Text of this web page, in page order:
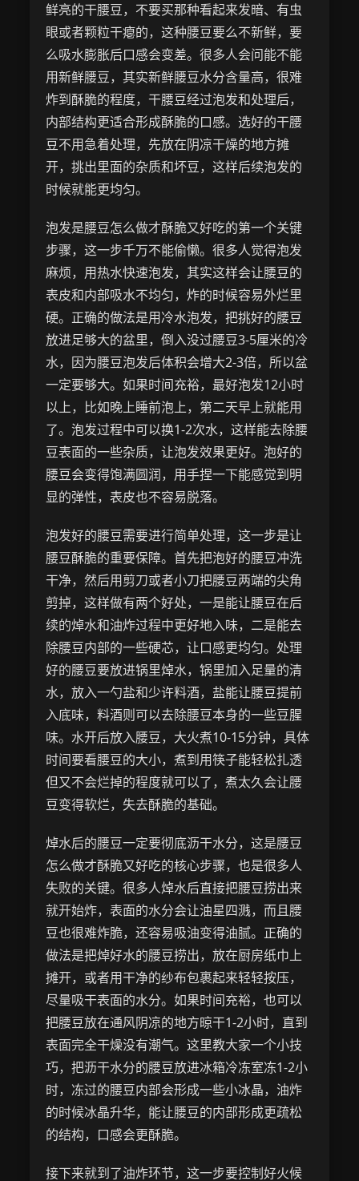
鲜亮的干腰豆，不要买那种看起来发暗、有虫
眼或者颗粒干瘪的，这种腰豆要么不新鲜，要
么吸水膨胀后口感会变差。很多人会问能不能
用新鲜腰豆，其实新鲜腰豆水分含量高，很难
炸到酥脆的程度，干腰豆经过泡发和处理后，
内部结构更适合形成酥脆的口感。选好的干腰
豆不用急着处理，先放在阴凉干燥的地方摊
开，挑出里面的杂质和坏豆，这样后续泡发的
时候就能更均匀。
泡发是腰豆怎么做才酥脆又好吃的第一个关键
步骤，这一步千万不能偷懒。很多人觉得泡发
麻烦，用热水快速泡发，其实这样会让腰豆的
表皮和内部吸水不均匀，炸的时候容易外烂里
硬。正确的做法是用冷水泡发，把挑好的腰豆
放进足够大的盆里，倒入没过腰豆3-5厘米的冷
水，因为腰豆泡发后体积会增大2-3倍，所以盆
一定要够大。如果时间充裕，最好泡发12小时
以上，比如晚上睡前泡上，第二天早上就能用
了。泡发过程中可以换1-2次水，这样能去除腰
豆表面的一些杂质，让泡发效果更好。泡好的
腰豆会变得饱满圆润，用手捏一下能感觉到明
显的弹性，表皮也不容易脱落。
泡发好的腰豆需要进行简单处理，这一步是让
腰豆酥脆的重要保障。首先把泡好的腰豆冲洗
干净，然后用剪刀或者小刀把腰豆两端的尖角
剪掉，这样做有两个好处，一是能让腰豆在后
续的焯水和油炸过程中更好地入味，二是能去
除腰豆内部的一些硬芯，让口感更均匀。处理
好的腰豆要放进锅里焯水，锅里加入足量的清
水，放入一勺盐和少许料酒，盐能让腰豆提前
入底味，料酒则可以去除腰豆本身的一些豆腥
味。水开后放入腰豆，大火煮10-15分钟，具体
时间要看腰豆的大小，煮到用筷子能轻松扎透
但又不会烂掉的程度就可以了，煮太久会让腰
豆变得软烂，失去酥脆的基础。
焯水后的腰豆一定要彻底沥干水分，这是腰豆
怎么做才酥脆又好吃的核心步骤，也是很多人
失败的关键。很多人焯水后直接把腰豆捞出来
就开始炸，表面的水分会让油星四溅，而且腰
豆也很难炸脆，还容易吸油变得油腻。正确的
做法是把焯好水的腰豆捞出，放在厨房纸巾上
摊开，或者用干净的纱布包裹起来轻轻按压，
尽量吸干表面的水分。如果时间充裕，也可以
把腰豆放在通风阴凉的地方晾干1-2小时，直到
表面完全干燥没有潮气。这里教大家一个小技
巧，把沥干水分的腰豆放进冰箱冷冻室冻1-2小
时，冻过的腰豆内部会形成一些小冰晶，油炸
的时候冰晶升华，能让腰豆的内部形成更疏松
的结构，口感会更酥脆。
接下来就到了油炸环节，这一步要控制好火候